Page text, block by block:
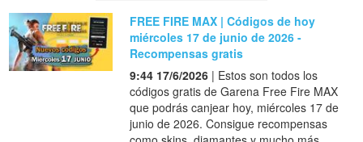
FREE FIRE MAX | Códigos de hoy
miércoles 17 de junio de 2026 -
Recompensas gratis
9:44 17/6/2026 | Estos son todos los
códigos gratis de Garena Free Fire MAX
que podrás canjear hoy, miércoles 17 de
junio de 2026. Consigue recompensas